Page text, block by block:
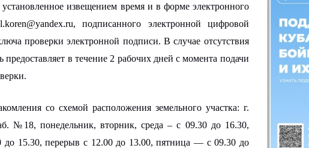
извещением время и в форме электронного
подписанного электронной цифровой
проверки электронной подписи. В случае отсутствия
в течение 2 рабочих дней с момента подачи
со схемой расположения земельного участка: г.
№18, понедельник, вторник, среда – с 09.30 до 16.30,
до 15.30, перерыв с 12.00 до 13.00, пятница — с 09.30 до